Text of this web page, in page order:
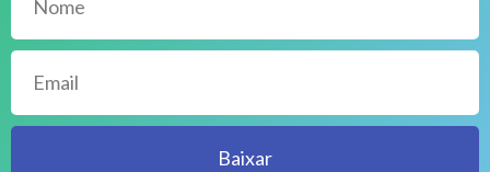
Baixar